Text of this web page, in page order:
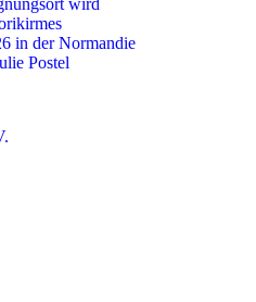
wird
in der Normandie
Postel